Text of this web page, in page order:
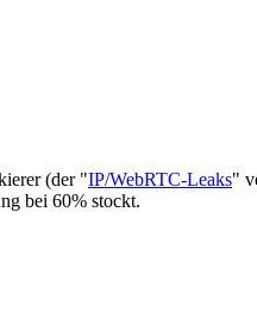
(der "IP/WebRTC-Leaks"
bei 60% stockt.